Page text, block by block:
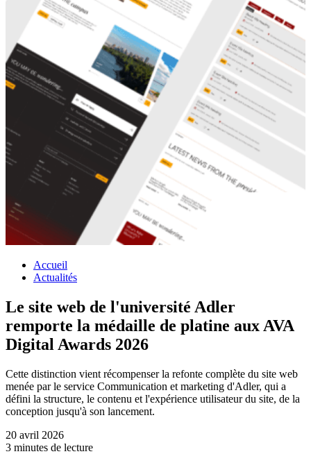
Accueil
Actualités
Le site web de l'université Adler
remporte la médaille de platine aux AVA
Digital Awards 2026
Cette distinction vient récompenser la refonte complète du site web
menée par le service Communication et marketing d'Adler, qui a
défini la structure, le contenu et l'expérience utilisateur du site, de la
conception jusqu'à son lancement.
20 avril 2026
3 minutes de lecture